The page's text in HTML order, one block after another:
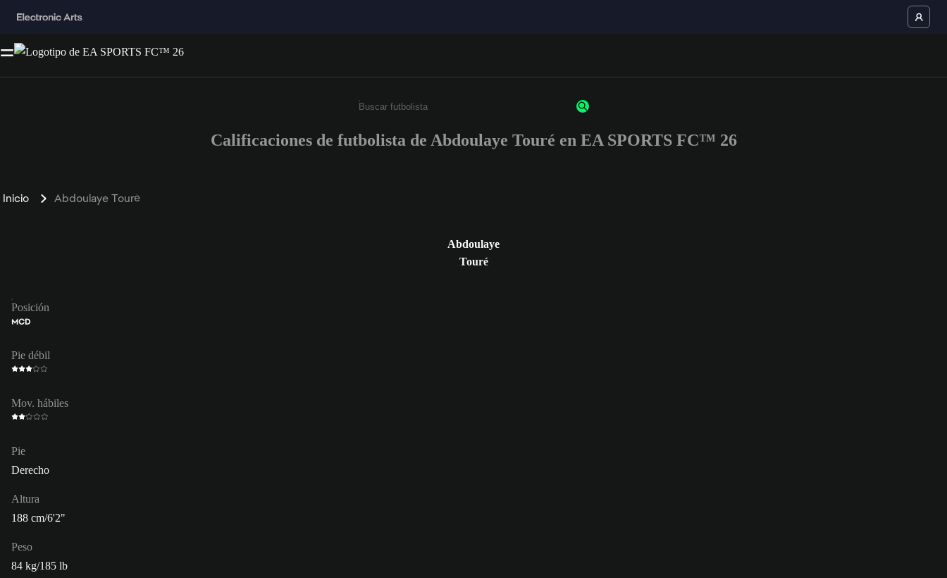
Ingresa un mínimo de 3 caracteres o números
Calificaciones de futbolista de Abdoulaye Touré en EA SPORTS FC™ 26
Inicio Abdoulaye Touré
Abdoulaye
Touré
Posición
MCD
Pie débil
Mov. hábiles
Pie
Derecho
Altura
188 cm/6'2"
Peso
84 kg/185 lb